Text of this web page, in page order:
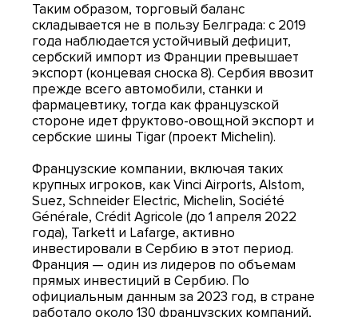
Таким образом, торговый баланс
складывается не в пользу Белграда: с 2019
года наблюдается устойчивый дефицит,
сербский импорт из Франции превышает
экспорт (концевая сноска 8). Сербия ввозит
прежде всего автомобили, станки и
фармацевтику, тогда как французской
стороне идет фруктово-овощной экспорт и
сербские шины Tigar (проект Michelin).
Французские компании, включая таких
крупных игроков, как Vinci Airports, Alstom,
Suez, Schneider Electric, Michelin, Société
Générale, Crédit Agricole (до 1 апреля 2022
года), Tarkett и Lafarge, активно
инвестировали в Сербию в этот период.
Франция — один из лидеров по объемам
прямых инвестиций в Сербию. По
официальным данным за 2023 год, в стране
работало около 130 французских компаний,